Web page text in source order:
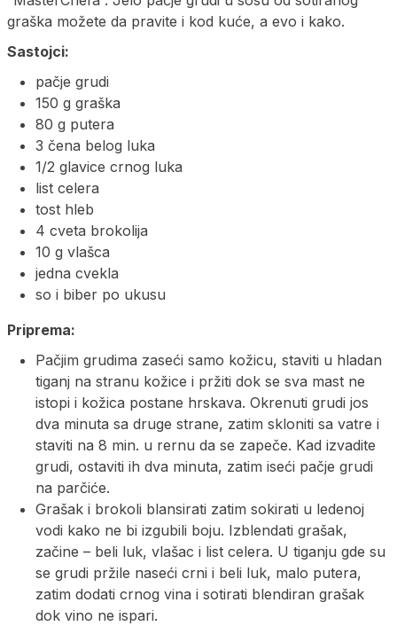
graška možete da pravite i kod kuće, a evo i kako.
Sastojci:
pačje grudi
150 g graška
80 g putera
3 čena belog luka
1/2 glavice crnog luka
list celera
tost hleb
4 cveta brokolija
10 g vlašca
jedna cvekla
so i biber po ukusu
Priprema:
Pačjim grudima zaseći samo kožicu, staviti u hladan
tiganj na stranu kožice i pržiti dok se sva mast ne
istopi i kožica postane hrskava. Okrenuti grudi jos
dva minuta sa druge strane, zatim skloniti sa vatre i
staviti na 8 min. u rernu da se zapeče. Kad izvadite
grudi, ostaviti ih dva minuta, zatim iseći pačje grudi
na parčiće.
Grašak i brokoli blansirati zatim sokirati u ledenoj
vodi kako ne bi izgubili boju. Izblendati grašak,
začine – beli luk, vlašac i list celera. U tiganju gde su
se grudi pržile naseći crni i beli luk, malo putera,
zatim dodati crnog vina i sotirati blendiran grašak
dok vino ne ispari.